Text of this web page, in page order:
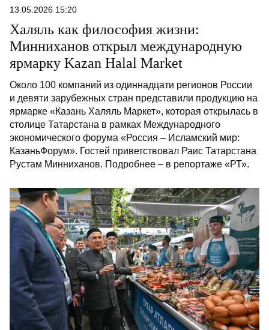
13.05.2026 15:20
Халяль как философия жизни:
Минниханов открыл международную
ярмарку Kazan Halal Market
Около 100 компаний из одиннадцати регионов России
и девяти зарубежных стран представили продукцию на
ярмарке «Казань Халяль Маркет», которая открылась в
столице Татарстана в рамках Международного
экономического форума «Россия – Исламский мир:
КазаньФорум». Гостей приветствовал Раис Татарстана
Рустам Минниханов. Подробнее – в репортаже «РТ».